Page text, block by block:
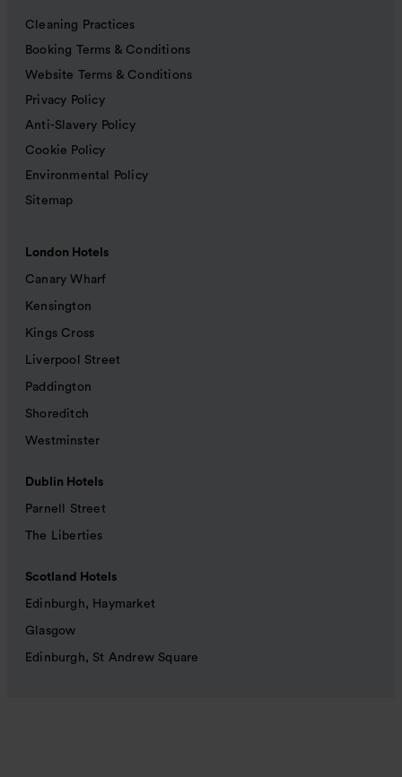
Cleaning Practices
Booking Terms & Conditions
Website Terms & Conditions
Privacy Policy
Anti-Slavery Policy
Cookie Policy
Environmental Policy
Sitemap
London Hotels
Canary Wharf
Kensington
Kings Cross
Liverpool Street
Paddington
Shoreditch
Westminster
Dublin Hotels
Parnell Street
The Liberties
Scotland Hotels
Edinburgh, Haymarket
Glasgow
Edinburgh, St Andrew Square